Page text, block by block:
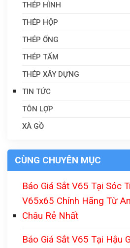
THÉP HÌNH
THÉP HỘP
THÉP ỐNG
THÉP TẤM
THÉP XÂY DỰNG
TIN TỨC
TÔN LỢP
XÀ GỒ
CÙNG CHUYÊN MỤC
Báo Giá Sắt V65 Tại Sóc
V65x65 Chính Hãng Từ
Châu Rẻ Nhất
Báo Giá Sắt V65 Tại Hậu